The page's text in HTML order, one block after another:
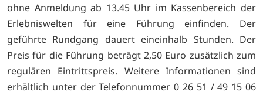
ohne Anmeldung ab 13.45 Uhr im Kassenbereich der
Erlebniswelten für eine Führung einfinden. Der
geführte Rundgang dauert eineinhalb Stunden. Der
Preis für die Führung beträgt 2,50 Euro zusätzlich zum
regulären Eintrittspreis. Weitere Informationen sind
erhältlich unter der Telefonnummer 0 26 51 / 49 15 06